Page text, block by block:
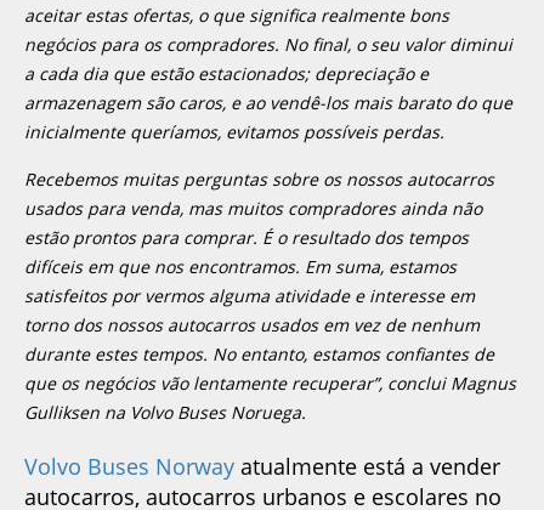
aceitar estas ofertas, o que significa realmente bons
negócios para os compradores. No final, o seu valor diminui
a cada dia que estão estacionados; depreciação e
armazenagem são caros, e ao vendê-los mais barato do que
inicialmente queríamos, evitamos possíveis perdas.
Recebemos muitas perguntas sobre os nossos autocarros
usados para venda, mas muitos compradores ainda não
estão prontos para comprar. É o resultado dos tempos
difíceis em que nos encontramos. Em suma, estamos
satisfeitos por vermos alguma atividade e interesse em
torno dos nossos autocarros usados em vez de nenhum
durante estes tempos. No entanto, estamos confiantes de
que os negócios vão lentamente recuperar”, conclui Magnus
Gulliksen na Volvo Buses Noruega.
Volvo Buses Norway atualmente está a vender
autocarros, autocarros urbanos e escolares no